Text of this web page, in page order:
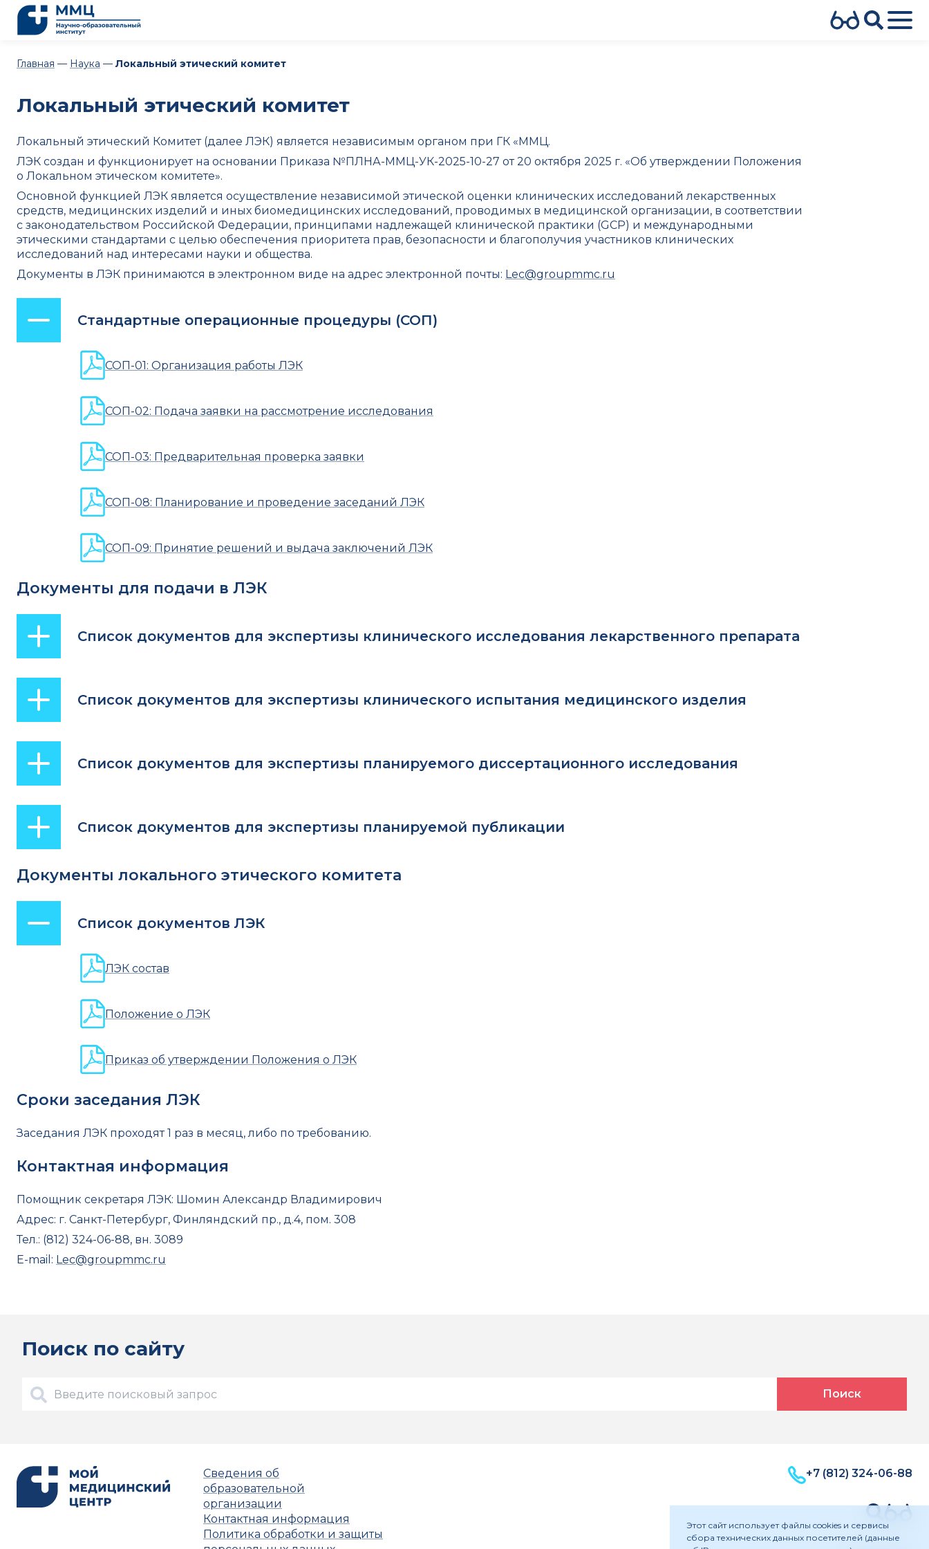
Главная — Наука — Локальный этический комитет
Локальный этический комитет
Локальный этический Комитет (далее ЛЭК) является независимым органом при ГК «ММЦ.
ЛЭК создан и функционирует на основании Приказа №ПЛНА-ММЦ-УК-2025-10-27 от 20 октября 2025 г. «Об утверждении Положения
о Локальном этическом комитете».
Основной функцией ЛЭК является осуществление независимой этической оценки клинических исследований лекарственных
средств, медицинских изделий и иных биомедицинских исследований, проводимых в медицинской организации, в соответствии
с законодательством Российской Федерации, принципами надлежащей клинической практики (GCP) и международными
этическими стандартами с целью обеспечения приоритета прав, безопасности и благополучия участников клинических
исследований над интересами науки и общества.
Документы в ЛЭК принимаются в электронном виде на адрес электронной почты: Lec@groupmmc.ru
Стандартные операционные процедуры (СОП)
СОП-01: Организация работы ЛЭК
СОП-02: Подача заявки на рассмотрение исследования
СОП-03: Предварительная проверка заявки
СОП-08: Планирование и проведение заседаний ЛЭК
СОП-09: Принятие решений и выдача заключений ЛЭК
Документы для подачи в ЛЭК
Список документов для экспертизы клинического исследования лекарственного препарата
Список документов для экспертизы клинического испытания медицинского изделия
Список документов для экспертизы планируемого диссертационного исследования
Список документов для экспертизы планируемой публикации
Документы локального этического комитета
Список документов ЛЭК
ЛЭК состав
Положение о ЛЭК
Приказ об утверждении Положения о ЛЭК
Сроки заседания ЛЭК
Заседания ЛЭК проходят 1 раз в месяц, либо по требованию.
Контактная информация
Помощник секретаря ЛЭК: Шомин Александр Владимирович
Адрес: г. Санкт-Петербург, Финляндский пр., д.4, пом. 308
Тел.: (812) 324-06-88, вн. 3089
E-mail: Lec@groupmmc.ru
Поиск по сайту
Поиск
Сведения об
образовательной
организации
Контактная информация
Политика обработки и защиты
+7 (812) 324-06-88
Этот сайт использует файлы cookies и сервисы
сбора технических данных посетителей (данные